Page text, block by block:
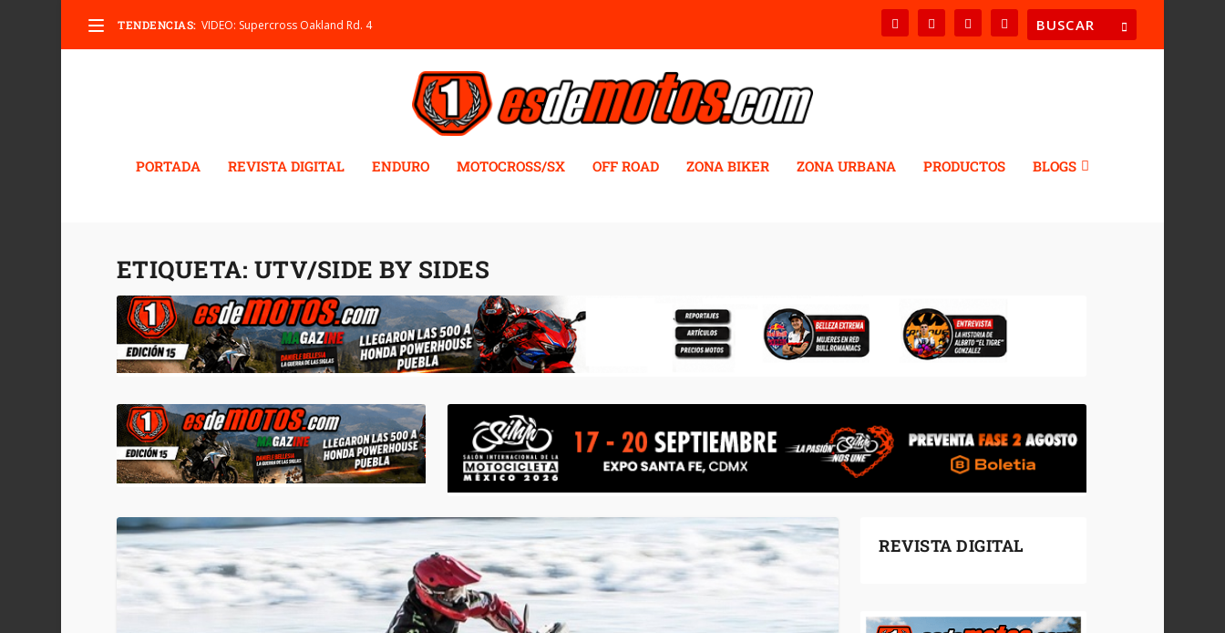
TENDENCIAS: VIDEO: Supercross Oakland Rd. 4
PORTADA REVISTA DIGITAL ENDURO MOTOCROSS/SX OFF ROAD ZONA BIKER ZONA URBANA PRODUCTOS BLOGS
ETIQUETA: UTV/SIDE BY SIDES
REVISTA DIGITAL